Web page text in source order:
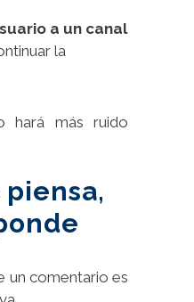
a un canal
la
hará más ruido
un comentario es